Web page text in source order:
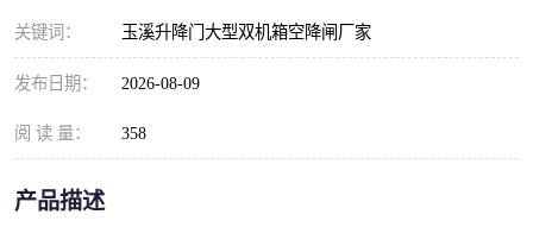
关键词： 玉溪升降门大型双机箱空降闸厂家
发布日期： 2026-08-09
阅 读 量： 358
产品描述